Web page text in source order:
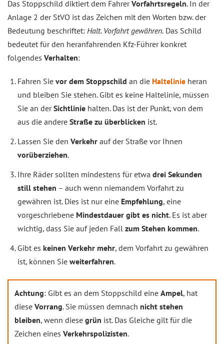
Das Stoppschild diktiert dem FahrerVorfahrtsregeln. In der
Anlage 2 der StVO ist das Zeichen mit den Worten bzw. der
Bedeutung beschriftet: Halt. Vorfahrt gewähren. Das Schild
bedeutet für den heranfahrenden Kfz-Führer konkret
folgendes Verhalten:
Fahren Sie vor dem Stoppschild an die Haltelinie heran
und bleiben Sie stehen. Gibt es keine Haltelinie, müssen
Sie an derSichtlinie halten. Das ist der Punkt, von dem
aus die andere Straße zu überblicken ist.
Lassen Sie den Verkehr auf der Straße vor Ihnen
vorüberziehen.
Ihre Räder sollten mindestens für etwa drei Sekunden
still stehen – auch wenn niemandem Vorfahrt zu
gewähren ist. Dies ist nur eine Empfehlung, eine
vorgeschriebene Mindestdauer gibt es nicht. Es ist aber
wichtig, dass Sie auf jeden Fall zum Stehen kommen.
Gibt es keinen Verkehr mehr, dem Vorfahrt zu gewähren
ist, können Sie weiterfahren.
Achtung: Gibt es an dem Stoppschild eine Ampel, hat
diese Vorrang. Sie müssen demnach nicht stehen
bleiben, wenn diese grün ist. Das Gleiche gilt für die
Zeichen eines Verkehrspolizisten.